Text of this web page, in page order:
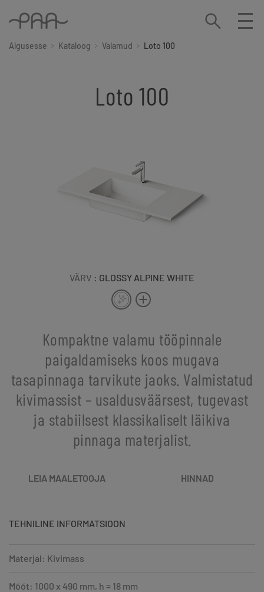
Algusesse Kataloog Valamud Loto 100
Loto 100
VÄRV : GLOSSY ALPINE WHITE
Kompaktne valamu tööpinnale
paigaldamiseks koos mugava
tasapinnaga tarvikute jaoks. Valmistatud
kivimassist – usaldusväärsest, tugevast
ja stabiilsest klassikaliselt läikiva
pinnaga materjalist.
LEIA MAALETOOJA HINNAD
TEHNILINE INFORMATSIOON
Materjal: Kivimass
Mõõt: 1000 x 490 mm, h = 18 mm